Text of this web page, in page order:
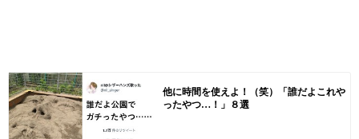
他に時間を使えよ！（笑）「誰だよこれや
ったやつ…！」８選